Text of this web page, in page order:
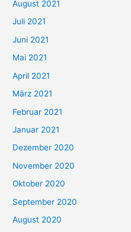
n
a
c
h
:
August 2021
Juli 2021
Juni 2021
Mai 2021
April 2021
März 2021
Februar 2021
Januar 2021
Dezember 2020
November 2020
Oktober 2020
September 2020
August 2020